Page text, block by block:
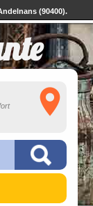
(90400).